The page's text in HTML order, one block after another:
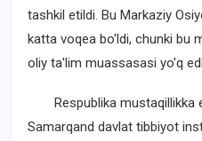
tashkil etildi. Bu Markaziy
katta voqea bo'ldi, chunki bu
oliy ta'lim muassasasi yo'q
Respublika mustaqillikka
Samarqand davlat tibbiyot